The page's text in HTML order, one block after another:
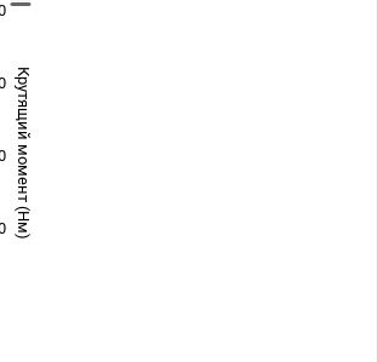
Крутящий момент (Нм)